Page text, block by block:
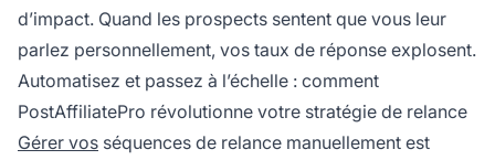
d’impact. Quand les prospects sentent que vous leur
parlez personnellement, vos taux de réponse explosent.
Automatisez et passez à l’échelle : comment
PostAffiliatePro révolutionne votre stratégie de relance
Gérer vos séquences de relance manuellement est